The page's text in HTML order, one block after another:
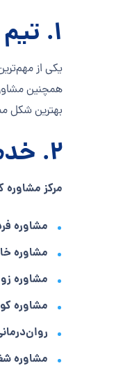
1.
یکی از
همچنین
بهترین شکل
2.
مرکز
مشاوره
مشاوره
مشاوره
مشاوره
مشاوره